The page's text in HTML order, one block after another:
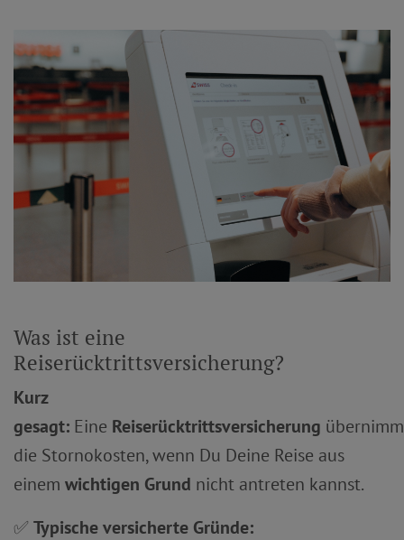
Was ist eine
Reiserücktrittsversicherung?
Kurz
gesagt: Eine Reiserücktrittsversicherung
die Stornokosten, wenn Du Deine Reise aus
einem wichtigen Grund nicht antreten kannst.
✅ Typische versicherte Gründe: